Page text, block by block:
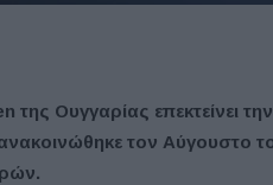
Ουγγαρίας επεκτείνει
τον Αύγουστο